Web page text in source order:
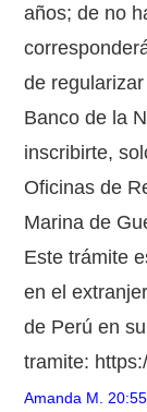
años; de no
de
Banco de la
inscribirte,
Oficinas de
Marina de
Este trámite
en el
de Perú en
tramite:
Amanda M. 20:55